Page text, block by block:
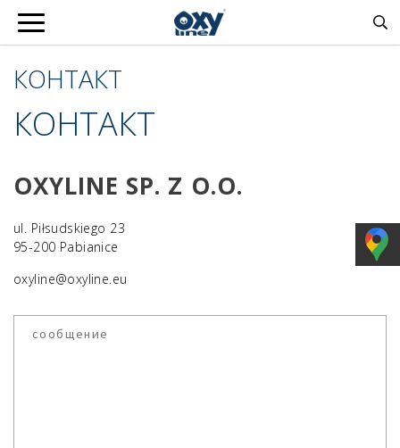
КОНТАКТ
КОНТАКТ
OXYLINE SP. Z O.O.
ul. Piłsudskiego 23
95-200 Pabianice
oxyline@oxyline.eu